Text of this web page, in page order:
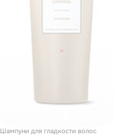
Шампуни для гладкости волос